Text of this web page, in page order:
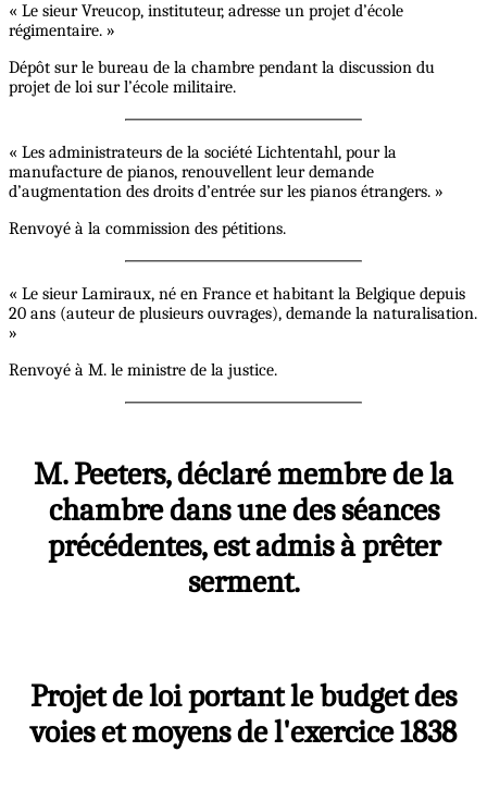
« Le sieur Vreucop, instituteur, adresse un projet d’école
régimentaire. »
Dépôt sur le bureau de la chambre pendant la discussion du
projet de loi sur l’école militaire.
« Les administrateurs de la société Lichtentahl, pour la
manufacture de pianos, renouvellent leur demande
d’augmentation des droits d’entrée sur les pianos étrangers. »
Renvoyé à la commission des pétitions.
« Le sieur Lamiraux, né en France et habitant la Belgique depuis
20 ans (auteur de plusieurs ouvrages), demande la naturalisation.
»
Renvoyé à M. le ministre de la justice.
M. Peeters, déclaré membre de la
chambre dans une des séances
précédentes, est admis à prêter
serment.
Projet de loi portant le budget des
voies et moyens de l'exercice 1838